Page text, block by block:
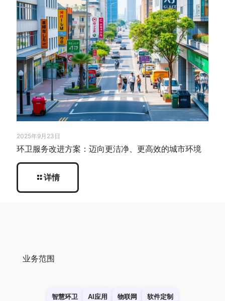
2025年9月23日
环卫服务改进方案：迈向更洁净、更高效的城市环境
详情
业务范围
智慧环卫 AI应用 物联网 软件定制